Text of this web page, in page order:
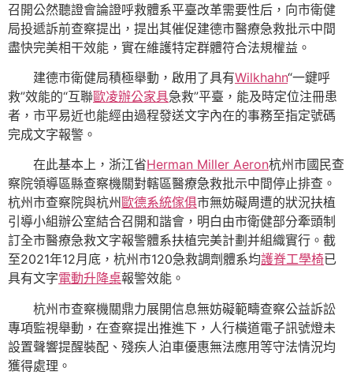
召開公然聽證會論證呼救體系平臺改革需要性后，向市衛健
局投遞訴前查察提出，提出其催促建德市醫療急救批示中間
盡快完美相干效能，實在維護特定群體符合法規權益。
建德市衛健局積極舉動，啟用了具有Wilkhahn“一鍵呼
救”效能的“互聯歐凌辦公家具急救”平臺，能及時定位注冊患
者，市平易近也能經由過程發送文字內在的事務至指定號碼
完成文字報警。
在此基本上，浙江省Herman Miller Aeron杭州市國民查
察院領導區縣查察機關對轄區醫療急救批示中間停止排查。
杭州市查察院與杭州歐德系統傢俱市無妨礙周遭的狀況扶植
引導小組辦公室結合召開和諧會，明白由市衛健部分牽頭制
訂全市醫療急救文字報警體系扶植完美計劃并組織實行。截
至2021年12月底，杭州市120急救調劑體系均護脊工學椅已
具有文字電動升降桌報警效能。
杭州市查察機關鼎力展開信息無妨礙範疇查察公益訴訟
專項監視舉動，在查察提出推進下，人行橫道電子訊號燈未
設置聲響提醒裝配、殘疾人泊車優惠無法應用等守法情況均
獲得處理。